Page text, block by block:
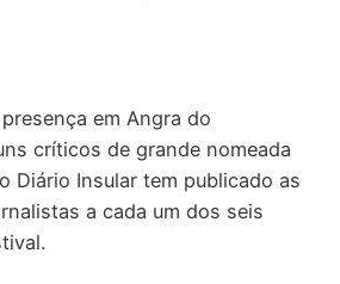
em Angra do
críticos de grande nomeada
Diário Insular tem publicado as
a cada um dos seis